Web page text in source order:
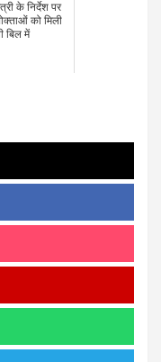
के निर्देश पर
को मिली
बिल में